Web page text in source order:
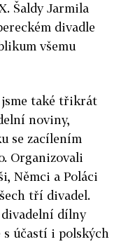
Šaldy Jarmila
divadle
všemu
jsme také třikrát
noviny,
se zacílením
Organizovali
Němci a Poláci
tří divadel.
dílny
účastí i polských